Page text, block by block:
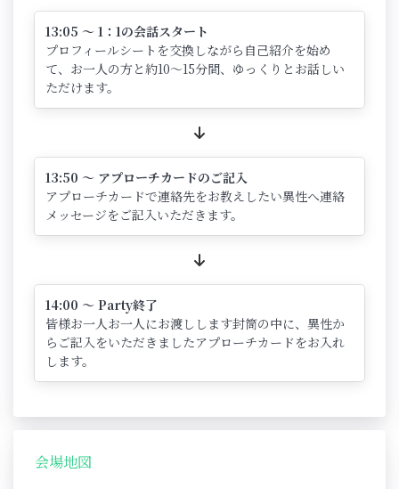
13:05 ～ 1：1の会話スタート
プロフィールシートを交換しながら自己紹介を始め
て、お一人の方と約10～15分間、ゆっくりとお話しい
ただけます。
13:50 ～ アプローチカードのご記入
アプローチカードで連絡先をお教えしたい異性へ連絡
メッセージをご記入いただきます。
14:00 ～ Party終了
皆様お一人お一人にお渡しします封筒の中に、異性か
らご記入をいただきましたアプローチカードをお入れ
します。
会場地図